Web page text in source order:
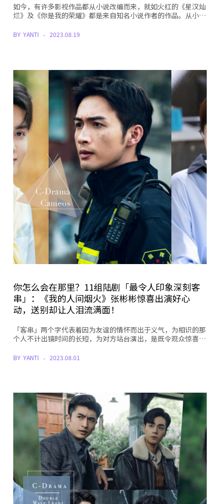
如今，有许多影视作品都从小说改编而来，就如火红的《星汉灿
烂》及《你是我的荣耀》都是来自知名小说作者的作品。从小…
BY YANTI 2023.08.19
你怎么会在那里？11组陆剧「最令人印象深刻客
串」：《我的人间烟火》张彬彬惊喜出演好心
动，送别却让人泪流满面！
「客串」两个字代表着因为友谊的情怀而出于义气，为相识的那
个人不计出镜时间的长短，为对方站台演出，是既令观众惊喜…
BY YANTI 2023.08.01